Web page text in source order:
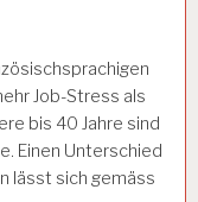
Job-Stress als
bis 40 Jahre sind
Einen Unterschied
lässt sich gemäss